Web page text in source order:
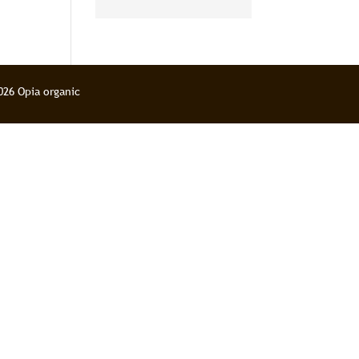
Opia organic